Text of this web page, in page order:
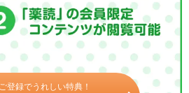
登録でうれしい特典！